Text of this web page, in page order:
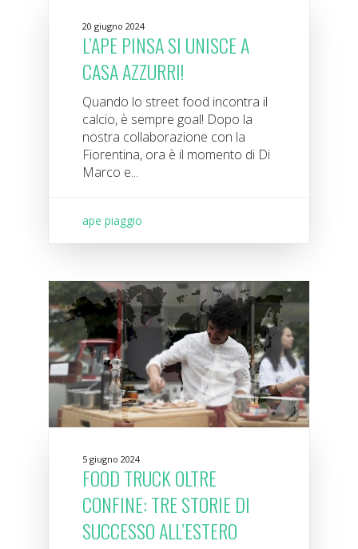
20 giugno 2024
L’APE PINSA SI UNISCE A
CASA AZZURRI!
Quando lo street food incontra il
calcio, è sempre goal! Dopo la
nostra collaborazione con la
Fiorentina, ora è il momento di Di
Marco e...
ape piaggio
5 giugno 2024
FOOD TRUCK OLTRE
CONFINE: TRE STORIE DI
SUCCESSO ALL’ESTERO